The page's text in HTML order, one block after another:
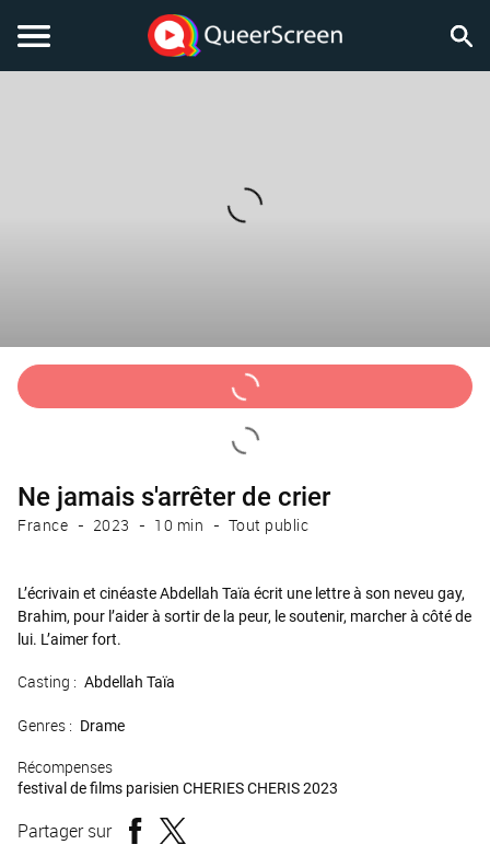
Ne jamais s'arrêter de crier
France 2023 10 min Tout public
L’écrivain et cinéaste Abdellah Taïa écrit une lettre à son neveu gay,
Brahim, pour l’aider à sortir de la peur, le soutenir, marcher à côté de
lui. L’aimer fort.
Casting : Abdellah Taïa
Genres : Drame
Récompenses
festival de films parisien CHERIES CHERIS 2023
Partager sur